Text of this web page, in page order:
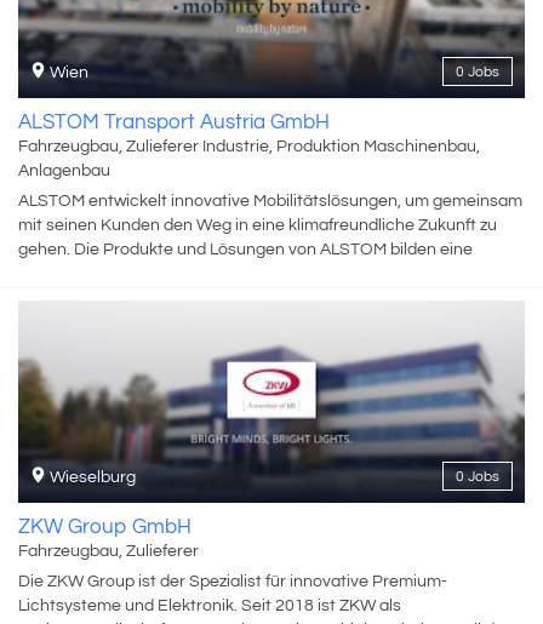
gemeinsam mit unseren Kund*innen immer nach neuen Wegen
und noch besseren Lösungen. Unsere Erfahrung, unsere
Mitarbeiter*innen und unsere Zielstrebigkeit, machen uns zu dem,
0 Jobs
Wien
ALSTOM Transport Austria GmbH
Fahrzeugbau, Zulieferer Industrie, Produktion Maschinenbau,
Anlagenbau
ALSTOM entwickelt innovative Mobilitätslösungen, um gemeinsam
mit seinen Kunden den Weg in eine klimafreundliche Zukunft zu
gehen. Die Produkte und Lösungen von ALSTOM bilden eine
Straßenbahnen über integrierte Systeme, personalisierte
Serviceleistungen, Infrastruktur und Signaltechnik bis hin zu
digitalen Mobilitätslösungen. ALSTOM mit Hauptsitz in Frankreich
ist in 63 Ländern vertreten und beschäftigt mehr als 80.000
Mitarbeiter und Mitarbeiterinnen. Das Unternehmen Bombardier
wurde 2021 von ALSTOM übernommen. ALSTOM in Wien ist
weltweites Kompetenzzentrum für Straßen- und Stadtbahnen und
beschäftigt rund 780 MitarbeiterInnen, die die gesamte
Wertschöpfungskette - vom ersten Kundenkontakt über die
Entwicklung, Montage, Komponentenfertigung bis zur Betreuung
nach der Inbetriebnahme der Fahrzeuge bei unseren Kunden
abdecken.
0 Jobs
Wieselburg
ZKW Group GmbH
Fahrzeugbau, Zulieferer
Die ZKW Group ist der Spezialist für innovative Premium-
Lichtsysteme und Elektronik. Seit 2018 ist ZKW als